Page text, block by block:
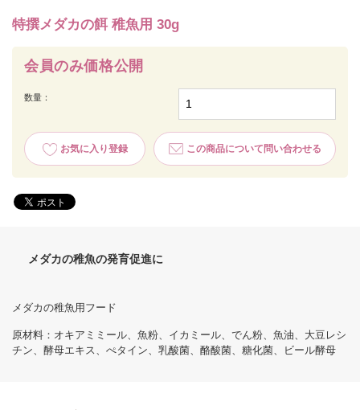
特撰メダカの餌 稚魚用 30g
会員のみ価格公開
数量：
お気に入り登録 この商品について問い合わせる
メダカの稚魚の発育促進に
メダカの稚魚用フード
原材料：オキアミミール、魚粉、イカミール、でん粉、魚油、大豆レシ
チン、酵母エキス、ぺタイン、乳酸菌、酪酸菌、糖化菌、ビール酵母